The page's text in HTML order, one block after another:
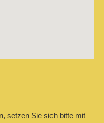
setzen Sie sich bitte mit